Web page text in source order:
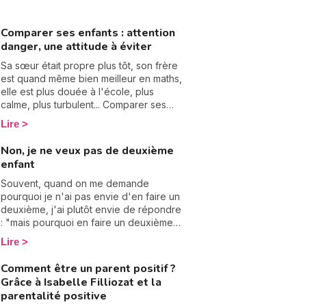
Comparer ses enfants : attention
danger, une attitude à éviter
Sa sœur était propre plus tôt, son frère
est quand même bien meilleur en maths,
elle est plus douée à l'école, plus
calme, plus turbulent... Comparer ses
enfants, on ne peut pas s'en empêcher...
Et pourtant, chaque enfant est unique,
émotions, des capacités et une
personnalité qui lui sont propres. Les
enfants peuvent se sentir dévalorisés ou
rejetés à trop les comparer. Alors
attention à la comparaison.
Lire
Non, je ne veux pas de deuxième
enfant
Souvent, quand on me demande
pourquoi je n'ai pas envie d'en faire un
deuxième, j'ai plutôt envie de répondre
: "mais pourquoi en faire un deuxième
?". C'est mal vu ? Eh bien tant pis ! Même
si on adore nos enfants, en élever un,
c'est déjà un travail rude et à temps
plein qui demande beaucoup d'énergie,
qui demande de faire une croix sur sa
liberté, sur son sommeil et qui donne
Lire
Comment être un parent positif ?
Grâce à Isabelle Filliozat et la
parentalité positive